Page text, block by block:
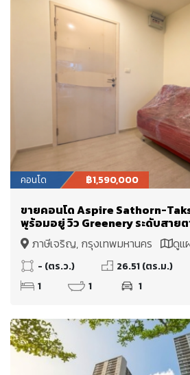
คอนโด ฿1,590,000
ขายคอนโด Aspire Sathorn-
พร้อมอยู่ วิว Greenery ระดับสาย
น้ำ ภาษีเจริญ, กรุงเทพมหานคร ดูแ
- (ตร.ว.)
26.51 (ตร.ม.)
1
1 1